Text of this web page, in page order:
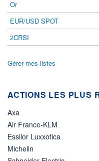
Non éligible
Boursobank
Or
EUR/USD SPOT
2CRSI
Gérer mes listes
ACTIONS LES PLUS
Axa
Air France-KLM
Essilor Luxxotica
Michelin